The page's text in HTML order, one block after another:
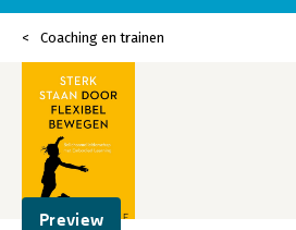
Coaching en trainen
Preview